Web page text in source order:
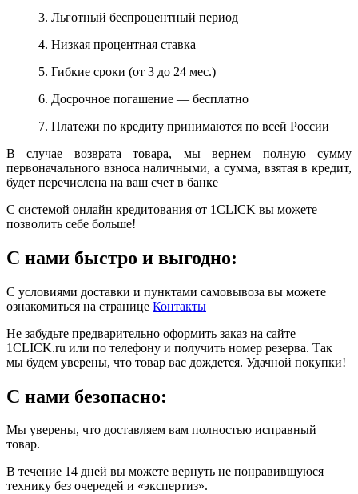
3. Льготный беспроцентный период
4. Низкая процентная ставка
5. Гибкие сроки (от 3 до 24 мес.)
6. Досрочное погашение — бесплатно
7. Платежи по кредиту принимаются по всей России
В случае возврата товара, мы вернем полную сумму
первоначального взноса наличными, а сумма, взятая в кредит,
будет перечислена на ваш счет в банке
С системой онлайн кредитования от 1CLICK вы можете
позволить себе больше!
С нами быстро и выгодно:
С условиями доставки и пунктами самовывоза вы можете
ознакомиться на странице Контакты
Не забудьте предварительно оформить заказ на сайте
1CLICK.ru или по телефону и получить номер резерва. Так
мы будем уверены, что товар вас дождется. Удачной покупки!
С нами безопасно:
Мы уверены, что доставляем вам полностью исправный
товар.
В течение 14 дней вы можете вернуть не понравившуюся
технику без очередей и «экспертиз».